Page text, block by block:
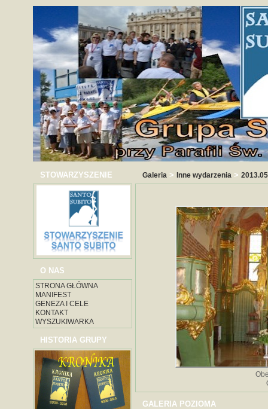
STOWARZYSZENIE
O NAS
STRONA GŁÓWNA
MANIFEST
GENEZA I CELE
KONTAKT
WYSZUKIWARKA
HISTORIA GRUPY
Galeria > Inne wydarzenia >
GALERIA POZIOMA